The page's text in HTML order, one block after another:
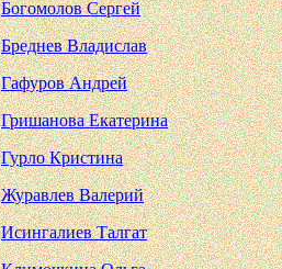
Богомолов Сергей
Бреднев Владислав
Гафуров Андрей
Гришанова Екатерина
Гурло Кристина
Журавлев Валерий
Исингалиев Талгат